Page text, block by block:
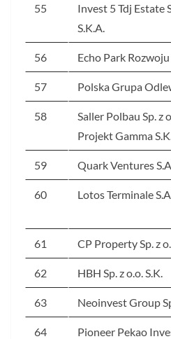
55
Invest 5 Tdj Estate
S.K.A.
56 Echo Park Rozwoju
57 Polska Grupa
58
Saller Polbau Sp. z
Projekt Gamma
59 Quark Ventures
60 Lotos Terminale
61 CP Property Sp. z
62 HBH Sp. z o.o. S.K.
63 Neoinvest Group
64
Pioneer Pekao